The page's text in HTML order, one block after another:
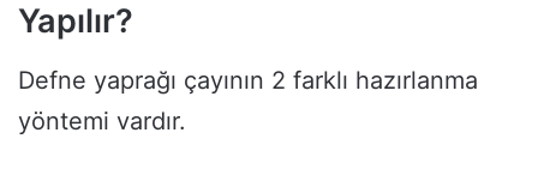
Yapılır?
Defne yaprağı çayının 2 farklı hazırlanma
yöntemi vardır.